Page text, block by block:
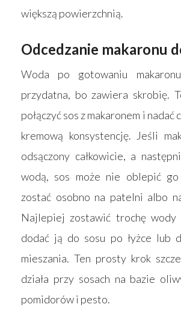
większą powierzchnią.
Odcedzanie makaronu
Woda po gotowaniu
przydatna, bo zawiera skrobię.
połączyć sos z makaronem i nadać
kremową konsystencję. Jeśli
odsączony całkowicie, a
wodą, sos może nie oblepić
zostać osobno na patelni albo
Najlepiej zostawić trochę
dodać ją do sosu po łyżce lub
mieszania. Ten prosty krok
działa przy sosach na bazie
pomidorów i pesto.